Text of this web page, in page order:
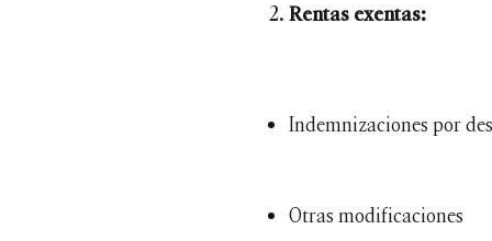
Rentas exentas:
Indemnizaciones por
Otras modificaciones